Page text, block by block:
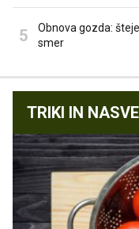
Obnova gozda:
smer
TRIKI IN